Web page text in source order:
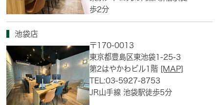
歩2分
池袋店
〒170-0013
東京都豊島区東池袋1-25-3
第2はやかわビル1階 [MAP]
TEL:03-5927-8753
JR山手線 池袋駅徒歩5分